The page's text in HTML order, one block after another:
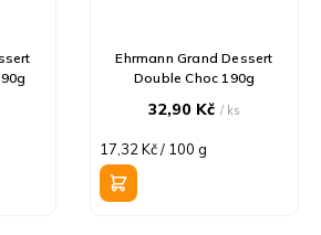
Ehrmann Grand Dessert
Double Choc 190g
32,90 Kč/ ks
Měrná
cena:
17,32 Kč / 100 g